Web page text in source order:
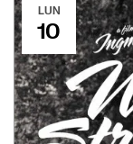
LUN
10